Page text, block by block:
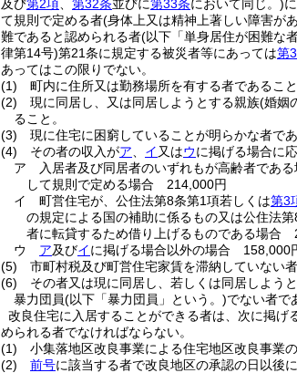
及び第2項 第32条並びに第33条において同じ。)
て規則で定める者(身体上又は精神上著しい障害が
難であると認められる者(以下「単身居住が困難な
律第14号)第21条に規定する被災者等にあっては第
あってはこの限りでない。
(1)
町内に住所又は勤務場所を有する者であること
(2)
現に同居し、又は同居しようとする親族(婚姻
ること。
(3)
現に住宅に困窮していることが明らかな者であ
(4)
その者の収入がア イ 又はウに掲げる場合に
ア
入居者及び同居者のいずれもが高齢者であ
して規則で定める場合 214,000円
イ
町営住宅が、公住法第8条第1項若しくは第3
の規定による国の補助に係るもの又は公住法
者に転貸するため借り上げるものである場合
ウ
ア及びイに掲げる場合以外の場合 158,000
(5)
市町村税及び町営住宅家賃を滞納していない者
(6)
その者又は現に同居し、若しくは同居しよう
暴力団員(以下「暴力団員」という。)でない者で
改良住宅に入居することができる者は、次に掲
められる者でなければならない。
(1)
小集落地区改良事業による住宅地区改良事業
(2)
前号に該当する者で改良地区の承認の日以後